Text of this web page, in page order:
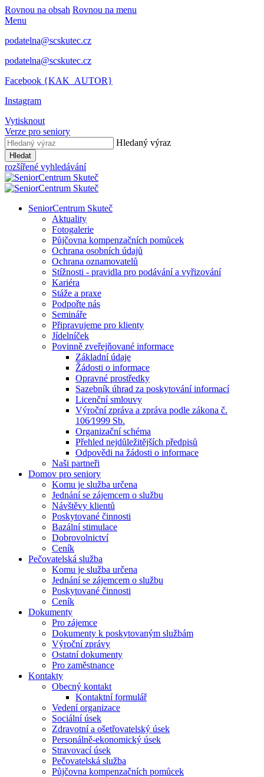
Rovnou na obsah Rovnou na menu
Menu
podatelna@scskutec.cz
podatelna@scskutec.cz
Facebook {KAK_AUTOR}
Instagram
Vytisknout
Verze pro seniory
Hledaný výraz
Hledat
rozšířené vyhledávání
SeniorCentrum Skuteč
Aktuality
Fotogalerie
Půjčovna kompenzačních pomůcek
Ochrana osobních údajů
Ochrana oznamovatelů
Stížnosti - pravidla pro podávání a vyřizování
Kariéra
Stáže a praxe
Podpořte nás
Semináře
Připravujeme pro klienty
Jídelníček
Povinně zveřejňované informace
Základní údaje
Žádosti o informace
Opravné prostředky
Sazebník úhrad za poskytování informací
Licenční smlouvy
Výroční zpráva a zpráva podle zákona č.
106⁄1999 Sb.
Organizační schéma
Přehled nejdůležitějších předpisů
Odpovědi na žádosti o informace
Naši partneři
Domov pro seniory
Komu je služba určena
Jednání se zájemcem o službu
Návštěvy klientů
Poskytované činnosti
Bazální stimulace
Dobrovolnictví
Ceník
Pečovatelská služba
Komu je služba určena
Jednání se zájemcem o službu
Poskytované činnosti
Ceník
Dokumenty
Pro zájemce
Dokumenty k poskytovaným službám
Výroční zprávy
Ostatní dokumenty
Pro zaměstnance
Kontakty
Obecný kontakt
Kontaktní formulář
Vedení organizace
Sociální úsek
Zdravotní a ošetřovatelský úsek
Personálně-ekonomický úsek
Stravovací úsek
Pečovatelská služba
Půjčovna kompenzačních pomůcek